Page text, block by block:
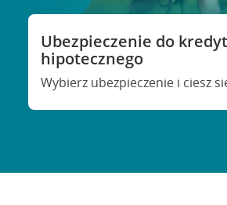
Ubezpieczenie do
hipotecznego
Wybierz ubezpieczenie i ciesz